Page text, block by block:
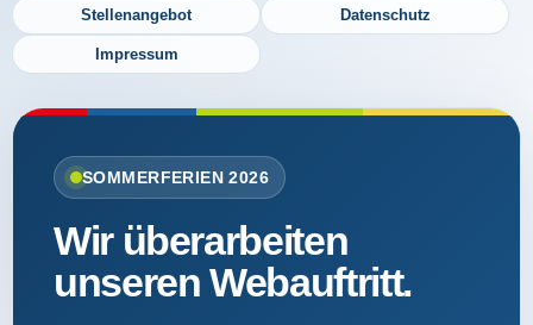
Stellenangebot Datenschutz
Impressum
SOMMERFERIEN 2026
Wir überarbeiten
unseren Webauftritt.